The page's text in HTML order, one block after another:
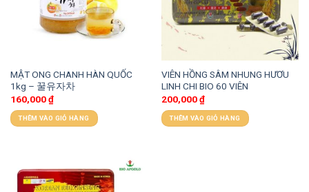
MẬT ONG CHANH HÀN QUỐC
1kg – 꿀유자차
160,000₫
THÊM VÀO GIỎ HÀNG
VIÊN HỒNG SÂM NHUNG HƯƠU
LINH CHI BIO 60 VIÊN
200,000₫
THÊM VÀO GIỎ HÀNG